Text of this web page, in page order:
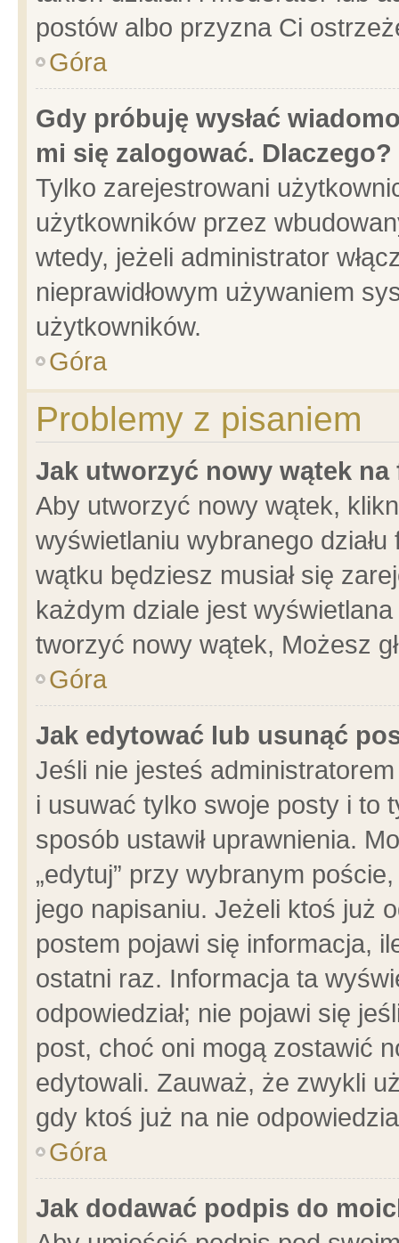
postów albo przyzna Ci
Góra
Gdy próbuję wysłać
mi się zalogować. Dlaczego?
Tylko zarejestrowani
użytkowników przez
wtedy, jeżeli administrator
nieprawidłowym używaniem
użytkowników.
Góra
Problemy z pisaniem
Jak utworzyć nowy wątek na
Aby utworzyć nowy wątek,
wyświetlaniu wybranego
wątku będziesz musiał się
każdym dziale jest
tworzyć nowy wątek, Możesz
Góra
Jak edytować lub usunąć
Jeśli nie jesteś
i usuwać tylko swoje posty i to
sposób ustawił uprawnienia.
„edytuj” przy wybranym
jego napisaniu. Jeżeli ktoś już
postem pojawi się informacja,
ostatni raz. Informacja ta
odpowiedział; nie pojawi się
post, choć oni mogą zostawić
edytowali. Zauważ, że zwykli
gdy ktoś już na nie
Góra
Jak dodawać podpis do